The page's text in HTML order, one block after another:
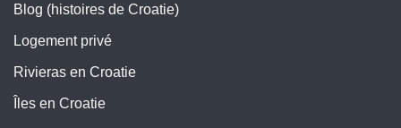
Blog (histoires de Croatie)
Logement privé
Rivieras en Croatie
Îles en Croatie